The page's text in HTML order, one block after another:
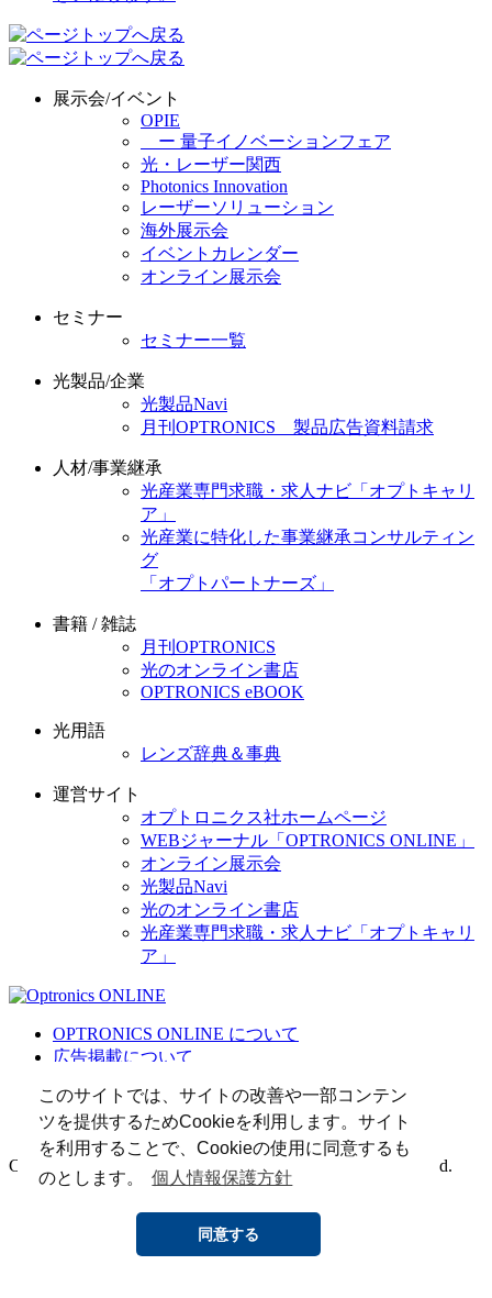
このサイトでは、サイトの改善や一部コンテン
ツを提供するためCookieを利用します。サイト
を利用することで、Cookieの使用に同意するも
のとします。
個人情報保護方針
同意する
展示会/イベント
OPIE
ー 量子イノベーションフェア
光・レーザー関西
Photonics Innovation
レーザーソリューション
海外展示会
イベントカレンダー
オンライン展示会
セミナー
セミナー一覧
光製品/企業
光製品Navi
月刊OPTRONICS 製品広告資料請求
人材/事業継承
光産業専門求職・求人ナビ「オプトキャリ
ア」
光産業に特化した事業継承コンサルティン
グ
「オプトパートナーズ」
書籍 / 雑誌
月刊OPTRONICS
光のオンライン書店
OPTRONICS eBOOK
光用語
レンズ辞典＆事典
運営サイト
オプトロニクス社ホームページ
WEBジャーナル「OPTRONICS ONLINE」
オンライン展示会
光製品Navi
光のオンライン書店
光産業専門求職・求人ナビ「オプトキャリ
ア」
OPTRONICS ONLINE について
広告掲載について
個人情報
光関連リンク集
Copyright (C) 2025 The Optronics Co., Ltd. All rights reserved.